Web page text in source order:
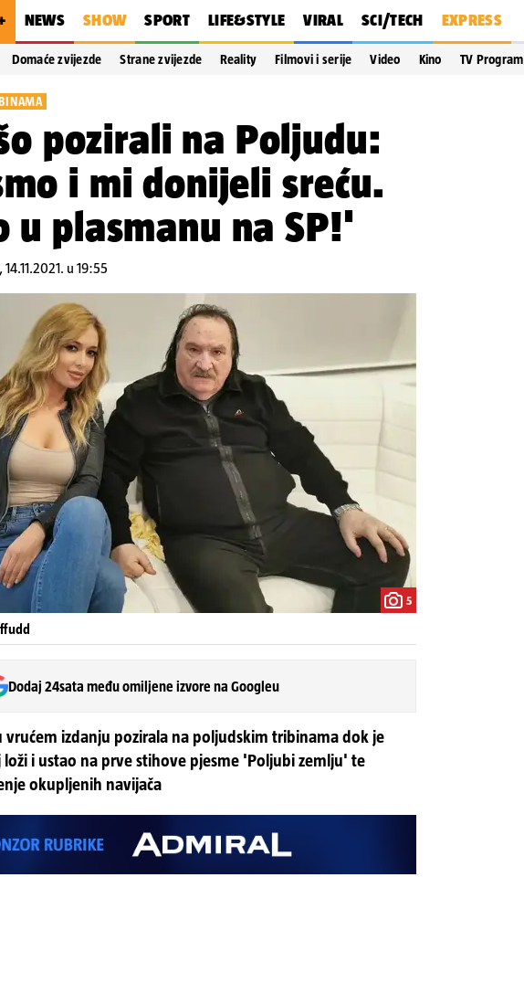
NEWS SHOW SPORT LIFE&STYLE VIRAL SCI/TECH EXPRESS
Domaće zvijezde Strane zvijezde Reality Filmovi i serije Video Kino TV Program
pozirali na Poljudu:
i mi donijeli sreću.
u plasmanu na SP!'
u 19:55
5
Dodaj 24sata među omiljene izvore na Googleu
vrućem izdanju pozirala na poljudskim tribinama dok je
loži i ustao na prve stihove pjesme 'Poljubi zemlju' te
okupljenih navijača